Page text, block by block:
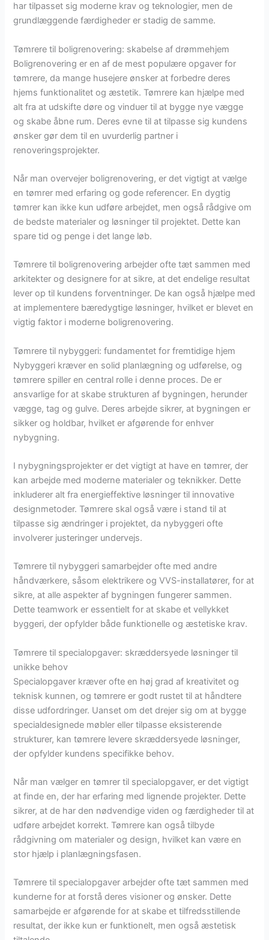
har tilpasset sig moderne krav og teknologier, men de
grundlæggende færdigheder er stadig de samme.
Tømrere til boligrenovering: skabelse af drømmehjem
Boligrenovering er en af de mest populære opgaver for
tømrere, da mange husejere ønsker at forbedre deres
hjems funktionalitet og æstetik. Tømrere kan hjælpe med
alt fra at udskifte døre og vinduer til at bygge nye vægge
og skabe åbne rum. Deres evne til at tilpasse sig kundens
ønsker gør dem til en uvurderlig partner i
renoveringsprojekter.
Når man overvejer boligrenovering, er det vigtigt at vælge
en tømrer med erfaring og gode referencer. En dygtig
tømrer kan ikke kun udføre arbejdet, men også rådgive om
de bedste materialer og løsninger til projektet. Dette kan
spare tid og penge i det lange løb.
Tømrere til boligrenovering arbejder ofte tæt sammen med
arkitekter og designere for at sikre, at det endelige resultat
lever op til kundens forventninger. De kan også hjælpe med
at implementere bæredygtige løsninger, hvilket er blevet en
vigtig faktor i moderne boligrenovering.
Tømrere til nybyggeri: fundamentet for fremtidige hjem
Nybyggeri kræver en solid planlægning og udførelse, og
tømrere spiller en central rolle i denne proces. De er
ansvarlige for at skabe strukturen af bygningen, herunder
vægge, tag og gulve. Deres arbejde sikrer, at bygningen er
sikker og holdbar, hvilket er afgørende for enhver
nybygning.
I nybygningsprojekter er det vigtigt at have en tømrer, der
kan arbejde med moderne materialer og teknikker. Dette
inkluderer alt fra energieffektive løsninger til innovative
designmetoder. Tømrere skal også være i stand til at
tilpasse sig ændringer i projektet, da nybyggeri ofte
involverer justeringer undervejs.
Tømrere til nybyggeri samarbejder ofte med andre
håndværkere, såsom elektrikere og VVS-installatører, for at
sikre, at alle aspekter af bygningen fungerer sammen.
Dette teamwork er essentielt for at skabe et vellykket
byggeri, der opfylder både funktionelle og æstetiske krav.
Tømrere til specialopgaver: skræddersyede løsninger til
unikke behov
Specialopgaver kræver ofte en høj grad af kreativitet og
teknisk kunnen, og tømrere er godt rustet til at håndtere
disse udfordringer. Uanset om det drejer sig om at bygge
specialdesignede møbler eller tilpasse eksisterende
strukturer, kan tømrere levere skræddersyede løsninger,
der opfylder kundens specifikke behov.
Når man vælger en tømrer til specialopgaver, er det vigtigt
at finde en, der har erfaring med lignende projekter. Dette
sikrer, at de har den nødvendige viden og færdigheder til at
udføre arbejdet korrekt. Tømrere kan også tilbyde
rådgivning om materialer og design, hvilket kan være en
stor hjælp i planlægningsfasen.
Tømrere til specialopgaver arbejder ofte tæt sammen med
kunderne for at forstå deres visioner og ønsker. Dette
samarbejde er afgørende for at skabe et tilfredsstillende
resultat, der ikke kun er funktionelt, men også æstetisk